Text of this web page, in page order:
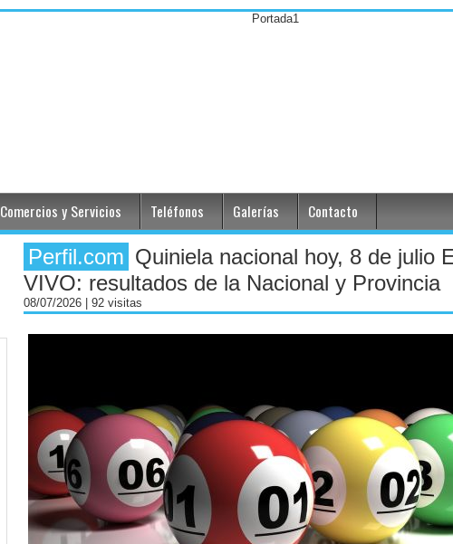
Comercios y Servicios Teléfonos Galerías Contacto
Perfil.com Quiniela nacional hoy, 8 de julio
VIVO: resultados de la Nacional y Provincia
08/07/2026 | 92 visitas